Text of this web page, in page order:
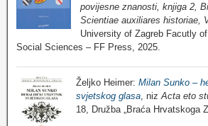
povijesne znanosti, knjiga 2,
Scientiae auxiliares historiae,
University of Zagreb Facutly
Social Sciences – FF Press, 2025.
Željko Heimer: Milan Sunko –
svjetskog glasa , niz Acta eto
18, Družba „Braća Hrvatskoga